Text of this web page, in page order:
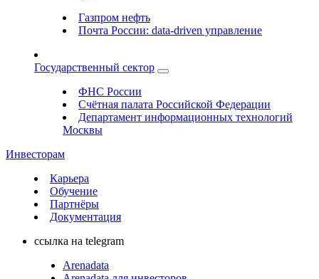
Газпром нефть
Почта России: data-driven управление
Государственный сектор
ФНС России
Счётная палата Российской Федерации
Департамент информационных технологий
Москвы
Инвесторам
Карьера
Обучение
Партнёры
Документация
ссылка на telegram
Arenadata